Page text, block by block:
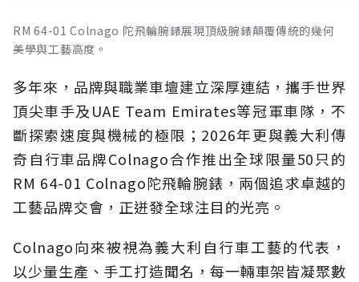
RM 64-01 Colnago 陀飛輪腕錶展現頂級腕錶顛覆傳統的幾何
美學與工藝高度。
多年來，品牌與職業車壇建立深厚連結，攜手世界
頂尖車手及UAE Team Emirates等冠軍車隊，不
斷探索速度與機械的極限；2026年更與義大利傳
奇自行車品牌Colnago合作推出全球限量50只的
RM 64-01 Colnago陀飛輪腕錶，兩個追求卓越的
工藝品牌交會，正迸發全球注目的光亮。
Colnago向來被視為義大利自行車工藝的代表，
以少量生產、手工打造聞名，每一輛車架皆凝聚數